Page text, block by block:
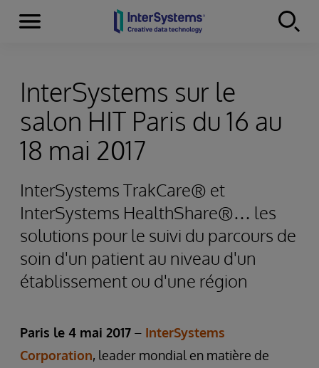
Skip to content
Menu
InterSystems sur le
salon HIT Paris du 16 au
18 mai 2017
InterSystems TrakCare® et
InterSystems HealthShare®… les
solutions pour le suivi du parcours de
soin d'un patient au niveau d'un
établissement ou d'une région
Paris le 4 mai 2017 – InterSystems
Corporation, leader mondial en matière de